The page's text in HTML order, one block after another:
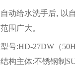
自动给水洗手后, 以
范围广大。
型号:HD-27DW（
结构主体:不锈钢制